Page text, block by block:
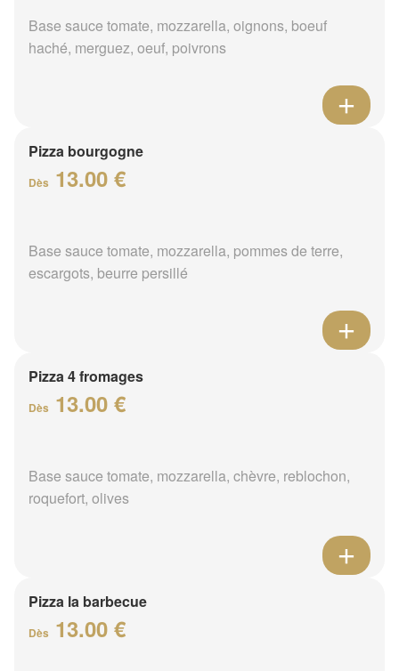
Base sauce tomate, mozzarella, oignons, boeuf
haché, merguez, oeuf, poivrons
Pizza bourgogne
Dès 13.00 €
Base sauce tomate, mozzarella, pommes de terre,
escargots, beurre persillé
Pizza 4 fromages
Dès 13.00 €
Base sauce tomate, mozzarella, chèvre, reblochon,
roquefort, olives
Pizza la barbecue
Dès 13.00 €